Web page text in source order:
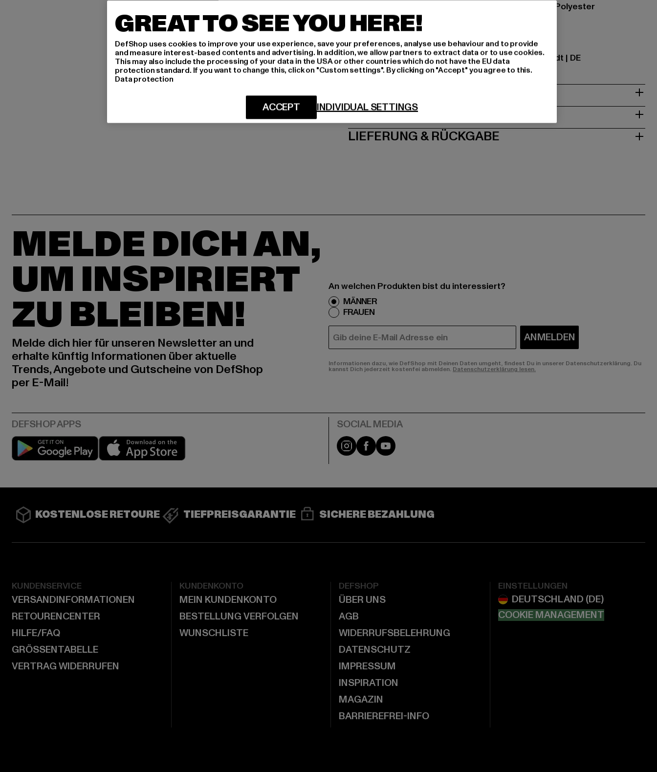
Materialzusammensetzung: 65% Baumwolle, 35% Polyester
Art.Nr: MT684-00007
Hersteller: TB International GmbH |info@tbint.de
Dr.-Robert-Murjahn-Straße 7 | 64372 Ober-Ramstadt | DE
PFLEGEHINWEISE
LIEFERUNG & RÜCKGABE
MELDE DICH AN,
UM INSPIRIERT
ZU BLEIBEN!
Melde dich hier für unseren Newsletter an und
erhalte künftig Informationen über aktuelle
Trends, Angebote und Gutscheine von DefShop
per E-Mail!
An welchen Produkten bist du interessiert?
MÄNNER
FRAUEN
E-MAIL ANMELDEN
Informationen dazu, wie DefShop mit Deinen Daten umgeht, findest Du in unserer Datenschutzerklärung. Du
kannst Dich jederzeit kostenfei abmelden. Datenschutzerklärung lesen.
Play market Instagram
FacebookYouTube
KOSTENLOSE RETOURE TIEFPREISGARANTIE SICHERE BEZAHLUNG
KUNDENSERVICE
VERSANDINFORMATIONEN
RETOURENCENTER
HILFE/FAQ
GRÖSSENTABELLE
VERTRAG WIDERRUFEN
KUNDENKONTO
MEIN KUNDENKONTO
BESTELLUNG VERFOLGEN
WUNSCHLISTE
DEFSHOP
ÜBER UNS
AGB
WIDERRUFSBELEHRUNG
DATENSCHUTZ
IMPRESSUM
INSPIRATION
MAGAZIN
BARRIEREFREI-INFO
EINSTELLUNGEN
COOKIE MANAGEMENT
GREAT TO SEE YOU HERE!
DefShop uses cookies to improve your use experience, save your preferences, analyse use behaviour and to provide
and measure interest-based contents and advertising. In addition, we allow partners to extract data or to use cookies.
This may also include the processing of your data in the USA or other countries which do not have the EU data
protection standard. If you want to change this, click on "Custom settings". By clicking on "Accept" you agree to this.
Data protection
INDIVIDUAL SETTINGS
ACCEPT